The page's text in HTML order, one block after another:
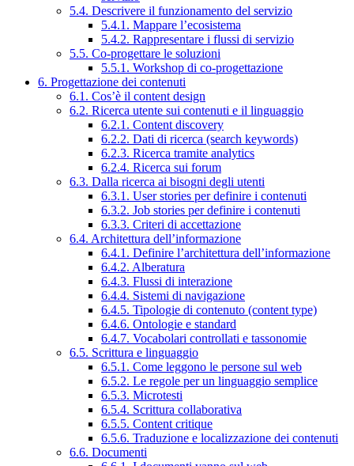
5.4. Descrivere il funzionamento del servizio
5.4.1. Mappare l’ecosistema
5.4.2. Rappresentare i flussi di servizio
5.5. Co-progettare le soluzioni
5.5.1. Workshop di co-progettazione
6. Progettazione dei contenuti
6.1. Cos’è il content design
6.2. Ricerca utente sui contenuti e il linguaggio
6.2.1. Content discovery
6.2.2. Dati di ricerca (search keywords)
6.2.3. Ricerca tramite analytics
6.2.4. Ricerca sui forum
6.3. Dalla ricerca ai bisogni degli utenti
6.3.1. User stories per definire i contenuti
6.3.2. Job stories per definire i contenuti
6.3.3. Criteri di accettazione
6.4. Architettura dell’informazione
6.4.1. Definire l’architettura dell’informazione
6.4.2. Alberatura
6.4.3. Flussi di interazione
6.4.4. Sistemi di navigazione
6.4.5. Tipologie di contenuto (content type)
6.4.6. Ontologie e standard
6.4.7. Vocabolari controllati e tassonomie
6.5. Scrittura e linguaggio
6.5.1. Come leggono le persone sul web
6.5.2. Le regole per un linguaggio semplice
6.5.3. Microtesti
6.5.4. Scrittura collaborativa
6.5.5. Content critique
6.5.6. Traduzione e localizzazione dei contenuti
6.6. Documenti